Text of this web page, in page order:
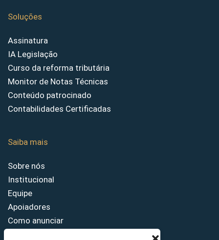
Soluções
Assinatura
IA Legislação
Curso da reforma tributária
Monitor de Notas Técnicas
Conteúdo patrocinado
Contabilidades Certificadas
Saiba mais
Sobre nós
Institucional
Equipe
Apoiadores
Como anunciar